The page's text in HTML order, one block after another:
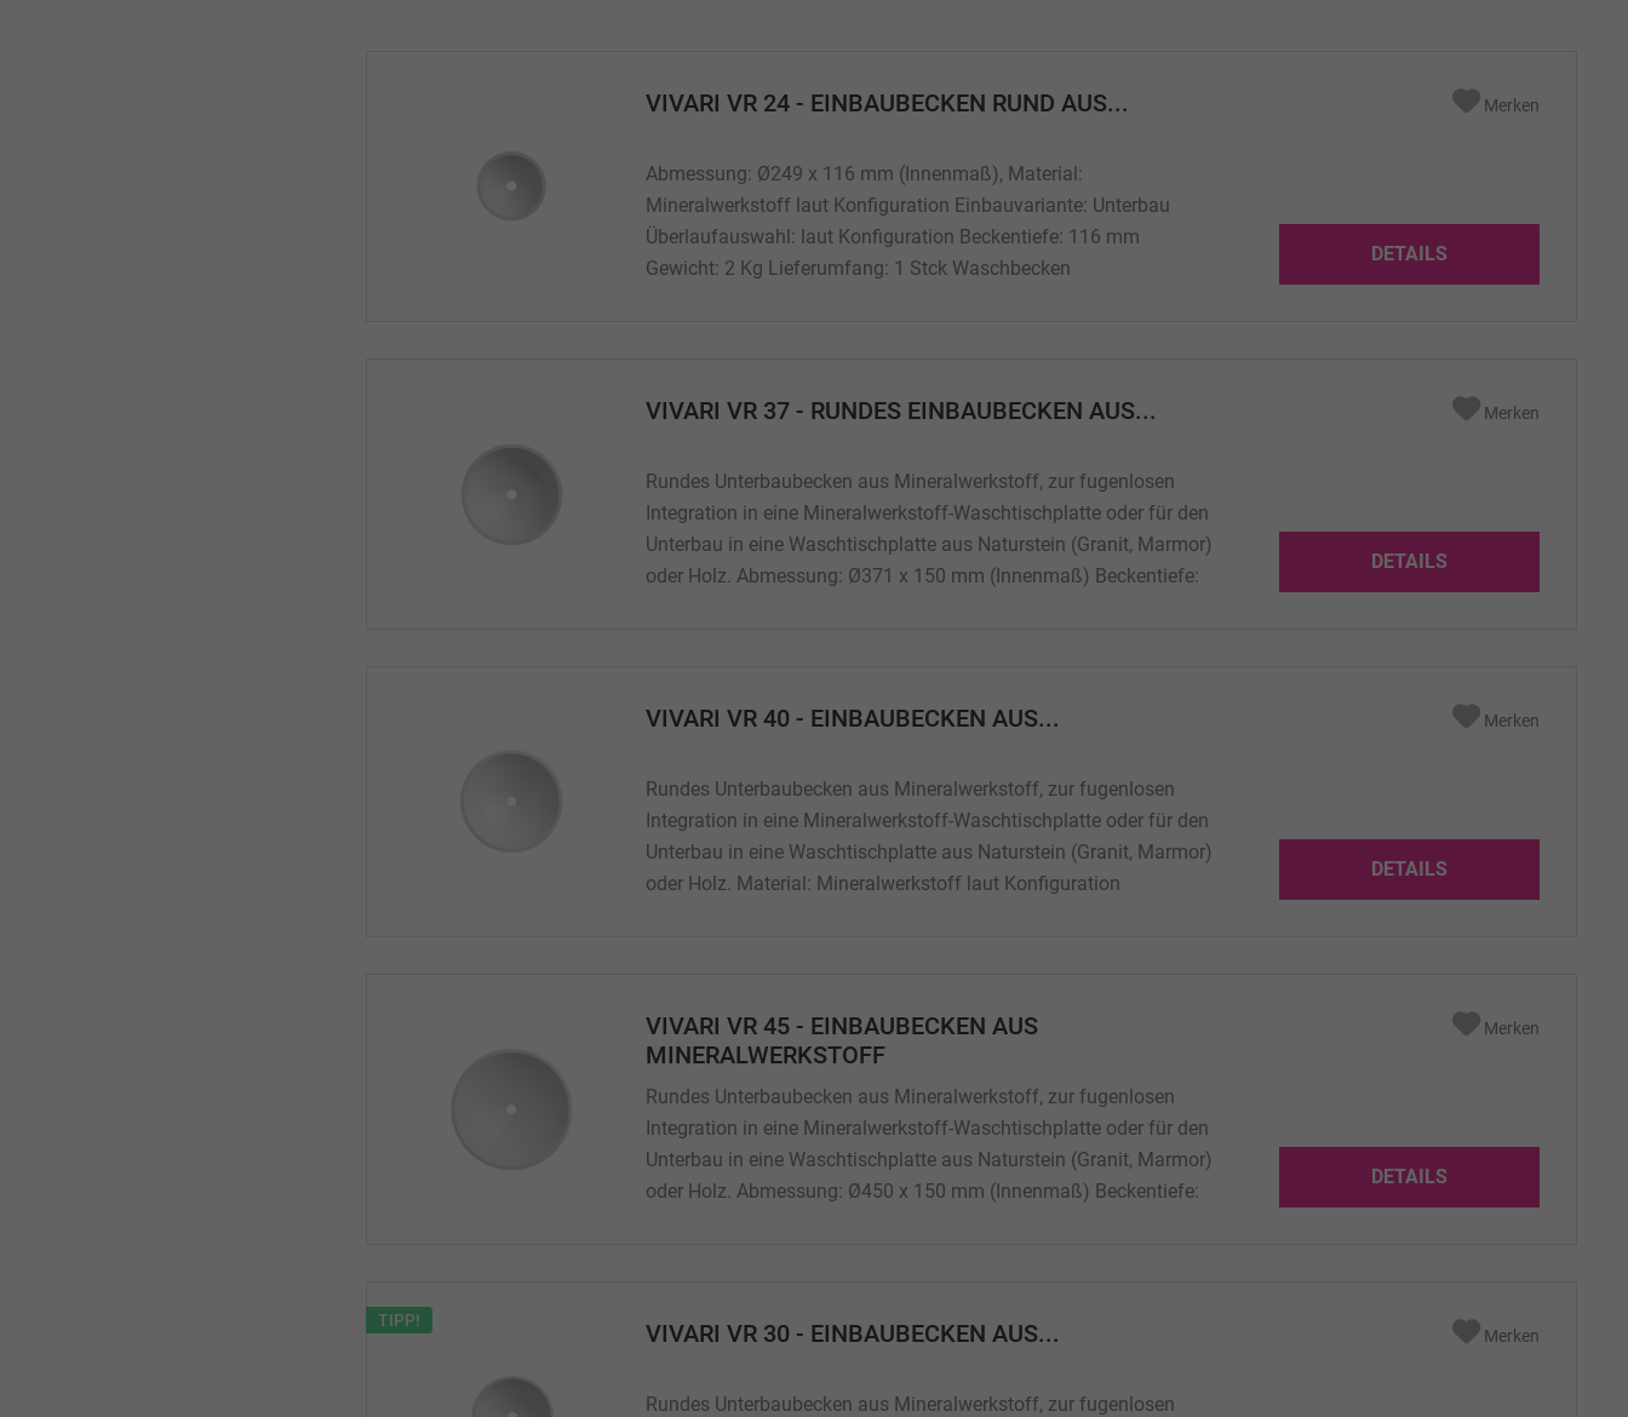
VIVARI VR 24 - EINBAUBECKEN RUND AUS...
Abmessung: Ø249 x 116 mm (Innenmaß), Material:
Mineralwerkstoff laut Konfiguration Einbauvariante: Unterbau
Überlaufauswahl: laut Konfiguration Beckentiefe: 116 mm
Gewicht: 2 Kg Lieferumfang: 1 Stck Waschbecken
DETAILS
Merken
VIVARI VR 37 - RUNDES EINBAUBECKEN AUS...
Rundes Unterbaubecken aus Mineralwerkstoff, zur fugenlosen
Integration in eine Mineralwerkstoff-Waschtischplatte oder für den
Unterbau in eine Waschtischplatte aus Naturstein (Granit, Marmor)
oder Holz. Abmessung: Ø371 x 150 mm (Innenmaß) Beckentiefe:
DETAILS
Merken
VIVARI VR 40 - EINBAUBECKEN AUS...
Rundes Unterbaubecken aus Mineralwerkstoff, zur fugenlosen
Integration in eine Mineralwerkstoff-Waschtischplatte oder für den
Unterbau in eine Waschtischplatte aus Naturstein (Granit, Marmor)
oder Holz. Material: Mineralwerkstoff laut Konfiguration
DETAILS
Merken
VIVARI VR 45 - EINBAUBECKEN AUS
MINERALWERKSTOFF
Rundes Unterbaubecken aus Mineralwerkstoff, zur fugenlosen
Integration in eine Mineralwerkstoff-Waschtischplatte oder für den
Unterbau in eine Waschtischplatte aus Naturstein (Granit, Marmor)
oder Holz. Abmessung: Ø450 x 150 mm (Innenmaß) Beckentiefe:
DETAILS
Merken
TIPP! VIVARI VR 30 - EINBAUBECKEN AUS...
Rundes Unterbaubecken aus Mineralwerkstoff, zur fugenlosen
Merken